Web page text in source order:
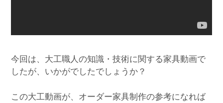
今回は、大工職人の知識・技術に関する家具動画で
したが、いかがでしたでしょうか？
この大工動画が、オーダー家具制作の参考になれば